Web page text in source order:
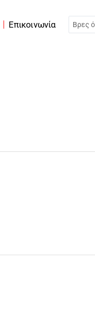
Επικοινωνία
Search
...